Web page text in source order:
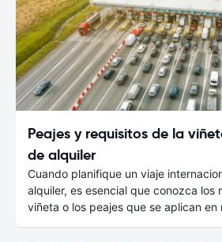
Peajes y requisitos de la
de alquiler
Cuando planifique un viaje
alquiler, es esencial que conozca los
viñeta o los peajes que se aplican en